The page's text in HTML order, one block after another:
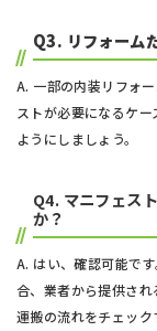
Q3. リフォーム
A. 一部の内装リフォ
ストが必要になるケ
ようにしましょう。
Q4. マニフェス
か？
A. はい、確認可能で
合、業者から提供さ
運搬の流れをチェッ